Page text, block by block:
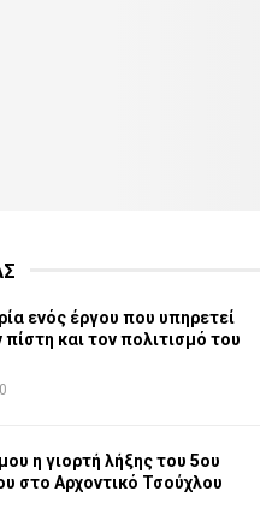
ενός έργου που υπηρετεί
πίστη και τον πολιτισμό του
0
η γιορτή λήξης του 5ου
στο Αρχοντικό Τσούχλου